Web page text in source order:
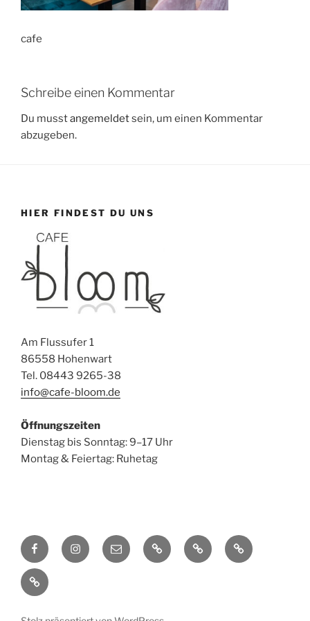
cafe
Schreibe einen Kommentar
Du musstangemeldetsein, um einen Kommentar
abzugeben.
HIER FINDEST DU UNS
Am Flussufer 1
86558 Hohenwart
Tel. 08443 9265-38
info@cafe-bloom.de
Öffnungszeiten
Dienstag bis Sonntag: 9–17 Uhr
Montag & Feiertag: Ruhetag
FacebookInstagram
E-
Mail
Privatsphäre-
Einstellungen
Historie
der
Einwilligungen
widerrufen
Datenschutzerklärung